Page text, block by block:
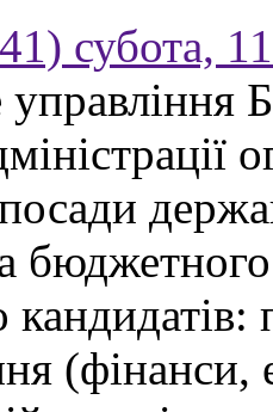
субота,
бюджетного
(фінанси,